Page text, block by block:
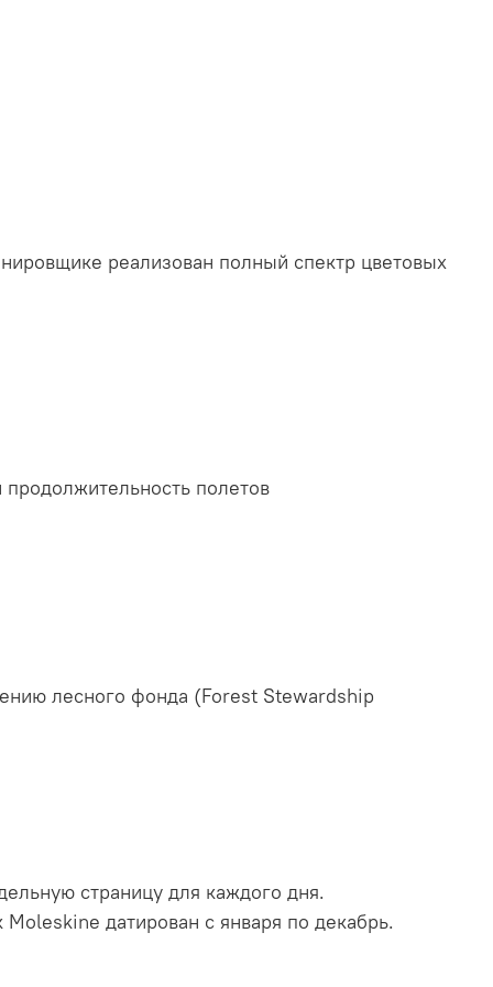
реализован полный спектр цветовых
полетов
лесного фонда (Forest Stewardship
страницу для каждого дня.
датирован с января по декабрь.